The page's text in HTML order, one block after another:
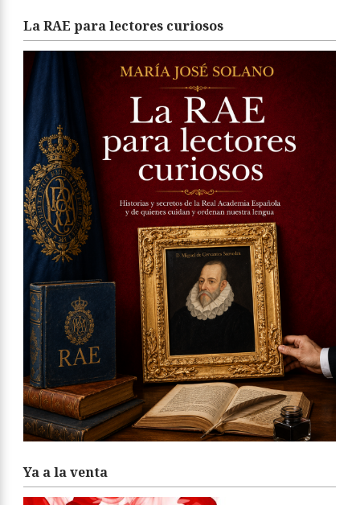
La RAE para lectores curiosos
Ya a la venta